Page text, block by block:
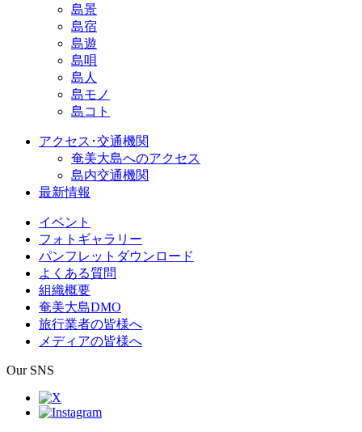
島景
島宿
島遊
島唄
島人
島モノ
島コト
アクセス･交通機関
奄美大島へのアクセス
島内交通機関
最新情報
イベント
フォトギャラリー
パンフレットダウンロード
よくある質問
組織概要
奄美大島DMO
旅行業者の皆様へ
メディアの皆様へ
Our SNS